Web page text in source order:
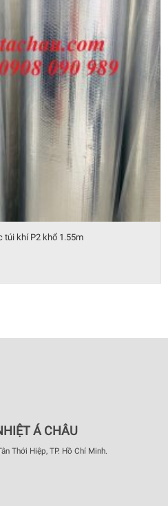
túi khí P2 khổ 1.55m
Á CHÂU
Thới Hiệp, TP. Hồ Chí Minh.